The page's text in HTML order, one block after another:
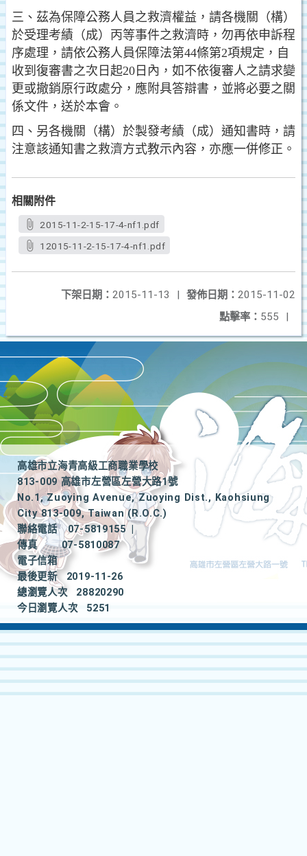
三、茲為保障公務人員之救濟權益，請各機關（構）
於受理考績（成）丙等事件之救濟時，勿再依申訴程
序處理，請依公務人員保障法第44條第2項規定，自
收到復審書之次日 起20日內，如不依復審人之請求變
更或撤銷原行政處分， 應附具答辯書，並將必要之關
係文件，送於本會。
四、另各機關（構）於製發考績（成）通知書時，請
注意該通知書之救濟方式教示內容，亦應一併修正。
相關附件
2015-11-2-15-17-4-nf1.pdf
12015-11-2-15-17-4-nf1.pdf
發佈日期： 2015-11-02
下架日期： 2015-11-13
|
點擊率： 555 |
高雄市立海青高級工商職業學校
813-009 高雄市左營區左營大路1號
No.1, Zuoying Avenue, Zuoying Dist., Kaohsiung
City 813-009, Taiwan (R.O.C.)
聯絡電話
07-5819155
|
傳真
07-5810087
電子信箱
最後更新
2019-11-26
總瀏覽人次
28820290
今日瀏覽人次
5251